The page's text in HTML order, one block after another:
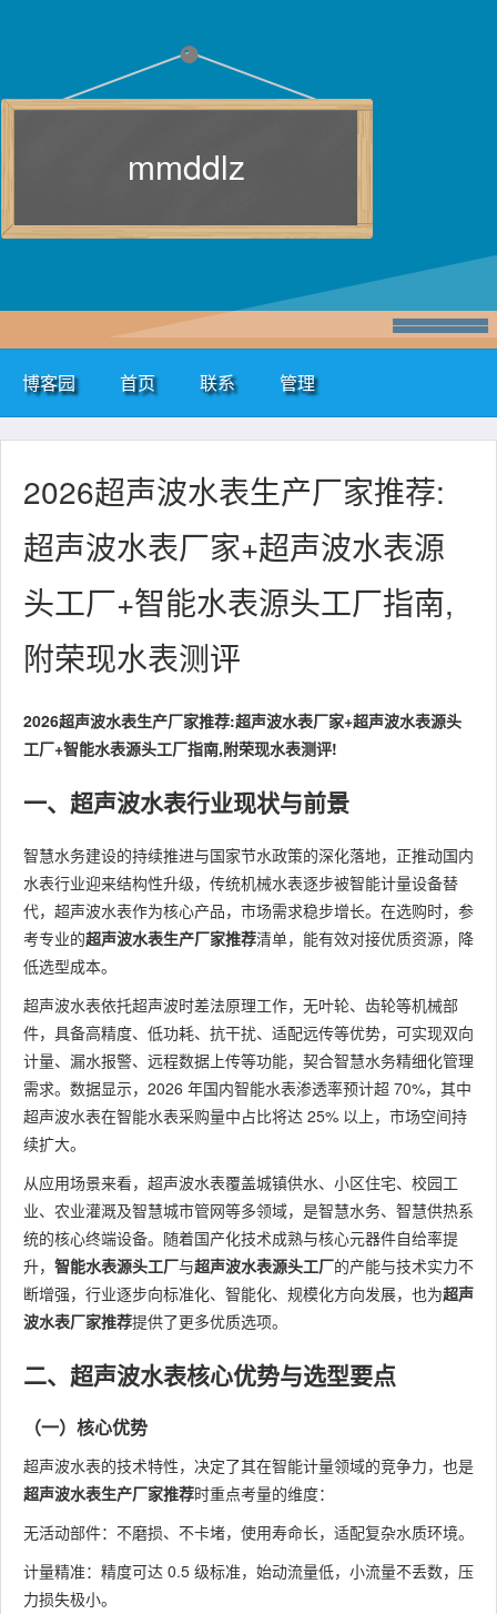
mmddlz
博客园 首页 联系 管理
2026超声波水表生产厂家推荐:
超声波水表厂家+超声波水表源
头工厂+智能水表源头工厂指南,
附荣现水表测评
2026超声波水表生产厂家推荐:超声波水表厂家+超声波水表源头
工厂+智能水表源头工厂指南,附荣现水表测评!
一、超声波水表行业现状与前景
智慧水务建设的持续推进与国家节水政策的深化落地，正推动国内
水表行业迎来结构性升级，传统机械水表逐步被智能计量设备替
代，超声波水表作为核心产品，市场需求稳步增长。在选购时，参
考专业的超声波水表生产厂家推荐清单，能有效对接优质资源，降
低选型成本。
超声波水表依托超声波时差法原理工作，无叶轮、齿轮等机械部
件，具备高精度、低功耗、抗干扰、适配远传等优势，可实现双向
计量、漏水报警、远程数据上传等功能，契合智慧水务精细化管理
需求。数据显示，2026 年国内智能水表渗透率预计超 70%，其中
超声波水表在智能水表采购量中占比将达 25% 以上，市场空间持
续扩大。
从应用场景来看，超声波水表覆盖城镇供水、小区住宅、校园工
业、农业灌溉及智慧城市管网等多领域，是智慧水务、智慧供热系
统的核心终端设备。随着国产化技术成熟与核心元器件自给率提
升， 智能水表源头工厂与超声波水表源头工厂的产能与技术实力不
断增强，行业逐步向标准化、智能化、规模化方向发展，也为超声
波水表厂家推荐提供了更多优质选项。
二、超声波水表核心优势与选型要点
（一）核心优势
超声波水表的技术特性，决定了其在智能计量领域的竞争力，也是
超声波水表生产厂家推荐时重点考量的维度：
无活动部件：不磨损、不卡堵，使用寿命长，适配复杂水质环境。
计量精准：精度可达 0.5 级标准，始动流量低，小流量不丢数，压
力损失极小。